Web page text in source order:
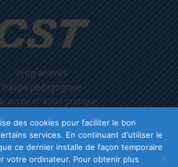
Programmes
Equipe pédagogique
accès et Infos pratique
Mentions légales
générales de vente
des cookies pour faciliter le bon
services. En continuant d'utiliser le
ce dernier installe de façon temporaire
votre ordinateur. Pour obtenir plus